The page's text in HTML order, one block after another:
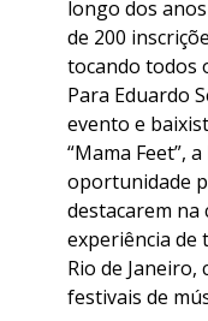
longo dos
de 200
tocando todos
Para Eduardo
evento e
“Mama Feet”,
oportunidade
destacarem na
experiência de
Rio de
festivais de